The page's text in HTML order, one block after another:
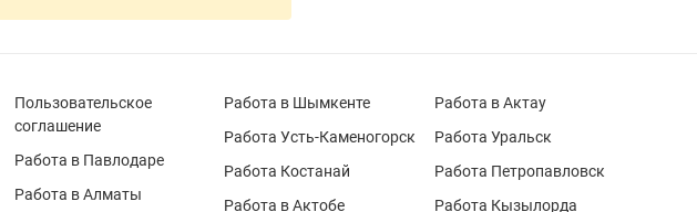
Пользовательское
соглашение
Работа в Павлодаре
Работа в Алматы
Работа в Шымкенте
Работа Усть-Каменогорск
Работа Костанай
Работа в Актобе
Работа в Актау
Работа Уральск
Работа Петропавловск
Работа Кызылорда